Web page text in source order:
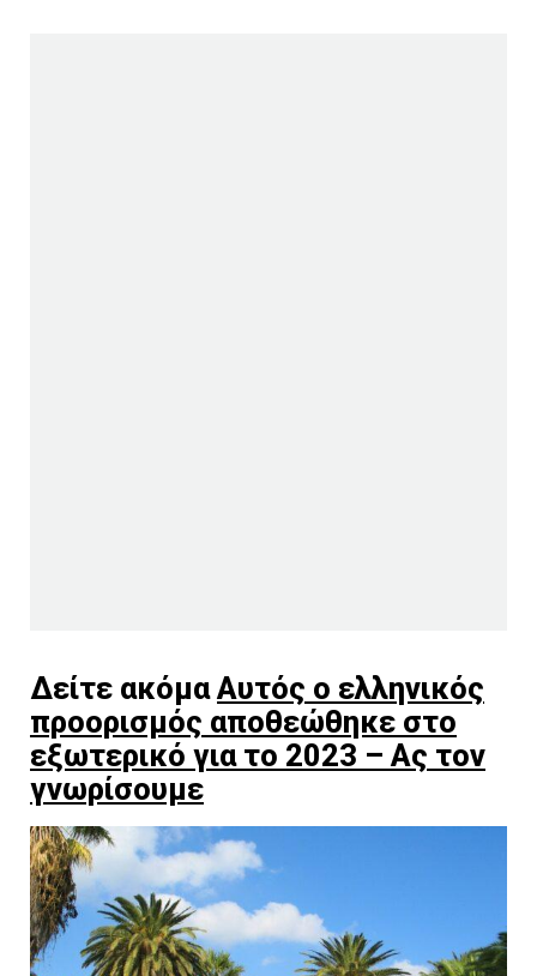
Δείτε ακόμαΑυτός ο ελληνικός
προορισμός αποθεώθηκε στο
εξωτερικό για το 2023 – Ας τον
γνωρίσουμε